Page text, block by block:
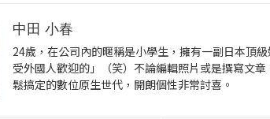
中田 小春
24歲，在公司內的暱稱是小學生，擁有一副日本頂
受外國人歡迎的」（笑）不論編輯照片或是撰寫文
鬆搞定的數位原生世代，開朗個性非常討喜。